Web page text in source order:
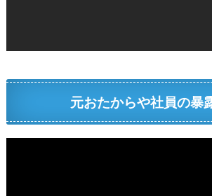
元おたからや社員の暴